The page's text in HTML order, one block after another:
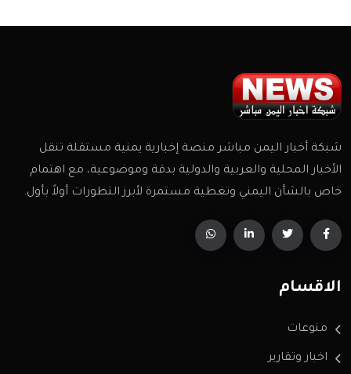
شبكة أخبار اليمن مباشر منصة إخبارية يمنية مستقلة تنقل
الأخبار المحلية والعربية والدولية بدقة وموضوعية، مع اهتمام
خاص بالشأن اليمني وتغطية مستمرة لأبرز التطورات أولاً بأول.
الاقسام
منوعات
اخبار وتقارير